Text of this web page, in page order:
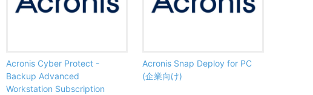
Acronis Cyber Protect -
Backup Advanced
Workstation Subscription
Acronis Snap Deploy for PC
(企業向け)